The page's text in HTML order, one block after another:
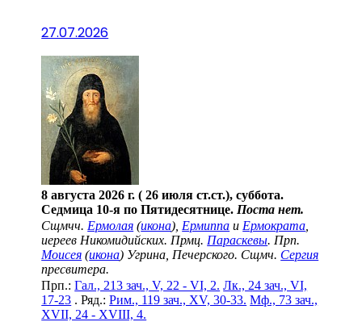
27.07.2026
8 августа 2026 г. ( 26 июля ст.ст.), суббота.
Седмица 10-я по Пятидесятнице. Поста нет.
Сщмчч. Ермолая (икона), Ермиппа и Ермократа
иереев Никомидийских. Прмц. Параскевы. Прп.
Моисея (икона) Угрина, Печерского. Сщмч. Сергия
пресвитера.
Прп.:Гал., 213 зач., V, 22 - VI, 2. Лк., 24 зач., VI,
17-23 . Ряд.:Рим., 119 зач., XV, 30-33. Мф., 73 зач.,
XVII, 24 - XVIII, 4.